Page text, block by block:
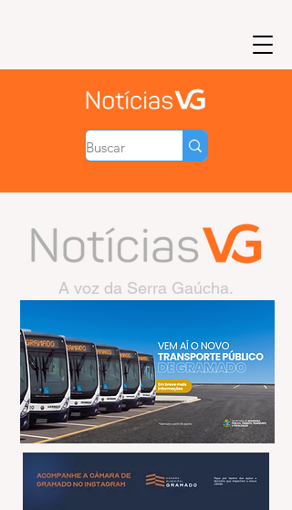
A voz da Serra Gaúcha.